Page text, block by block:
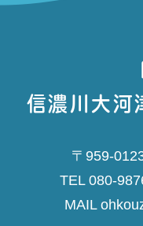
信濃川大河
〒959-
TEL 080-
MAIL